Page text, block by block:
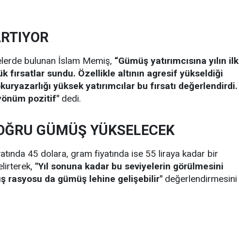
bulunan İslam Memiş, “Gümüş yatırımcısına yılın ilk
fırsatlar sundu. Özellikle altının agresif yükseldiği
yüksek yatırımcılar bu fırsatı değerlendirdi.
pozitif" dedi.
GÜMÜŞ YÜKSELECEK
45 dolara, gram fiyatında ise 55 liraya kadar bir
"Yıl sonuna kadar bu seviyelerin görülmesini
rasyosu da gümüş lehine gelişebilir" değerlendirmesini